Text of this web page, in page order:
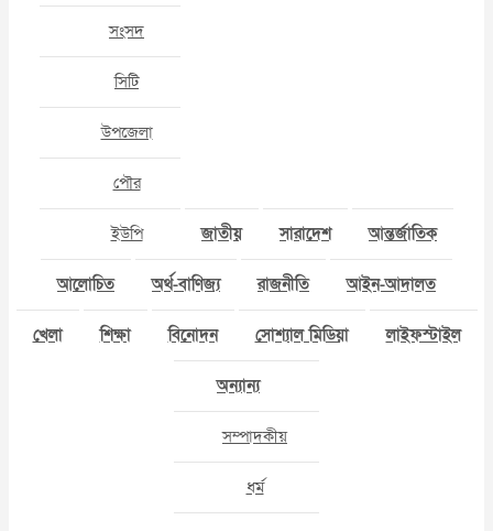
সংসদ
সিটি
উপজেলা
পৌর
ইউপি জাতীয় সারাদেশ আন্তর্জাতিক
আলোচিত অর্থ-বাণিজ্য রাজনীতি আইন-আদালত
খেলা শিক্ষা বিনোদন সোশ্যাল মিডিয়া লাইফস্টাইল
অন্যান্য
সম্পাদকীয়
ধর্ম